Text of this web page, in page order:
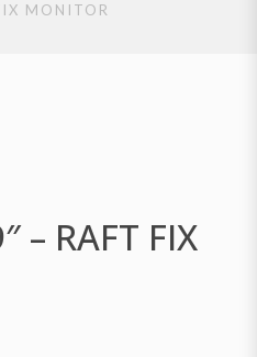
MONITOR
– RAFT FIX